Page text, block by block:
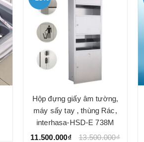
Hộp đựng giấy âm tường,
máy sấy tay , thùng Rác,
interhasa-HSD-E 738M
11.500.000₫
13.500.000₫